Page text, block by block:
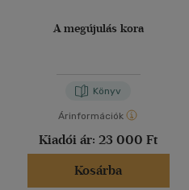
A megújulás kora
Könyv
Árinformációk
Kiadói ár: 23 000 Ft
Kosárba